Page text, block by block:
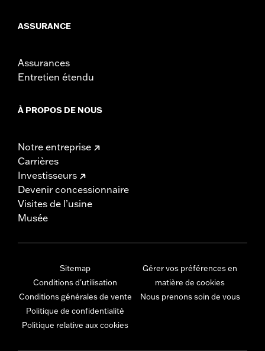
ASSURANCE
Assurances
Entretien étendu
À PROPOS DE NOUS
Notre entreprise
Carrières
Investisseurs
Devenir concessionnaire
Visites de l’usine
Musée
Sitemap
Conditions d'utilisation
Conditions générales de vente
Politique de confidentialité
Politique relative aux cookies
Gérer vos préférences en
matière de cookies
Nous prenons soin de vous